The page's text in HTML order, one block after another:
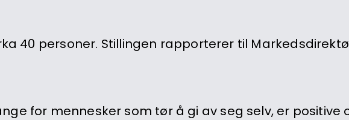
40 personer. Stillingen rapporterer til Markedsdirektør
for mennesker som tør å gi av seg selv, er positive